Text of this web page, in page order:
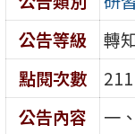
公告等級
轉
點閱次數
211
公告內容
一